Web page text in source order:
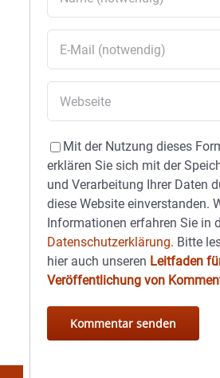
Mit der Nutzung dieses
erklären Sie sich mit der
und Verarbeitung Ihrer Daten
diese Website einverstanden.
Informationen erfahren Sie in
Datenschutzerklärung. Bitte
hier auch unseren Leitfaden
Veröffentlichung von